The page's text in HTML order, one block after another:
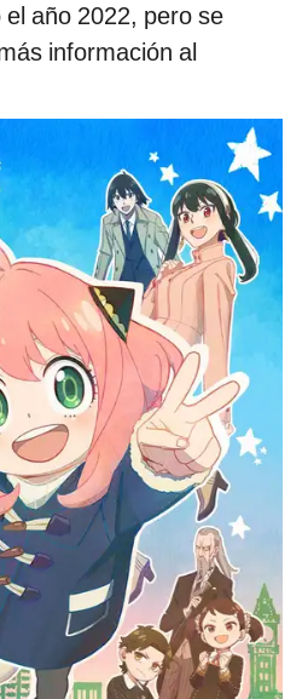
año 2022, pero se
información al